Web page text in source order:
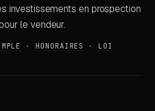
investissements en prospection
le vendeur.
· HONORAIRES · LOI